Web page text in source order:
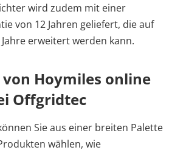
wird zudem mit einer
von 12 Jahren geliefert, die auf
erweitert werden kann.
Hoymiles online
Offgridtec
Sie aus einer breiten Palette
wählen, wie